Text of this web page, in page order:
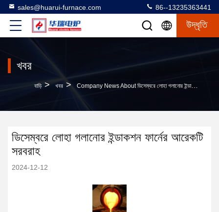
sales@huarui-furnace.com 86--13235363441
উদ্ধৃতি
খবর
বাড়ি > খবর > Company News About ডিসেম্বরে লোহা গলানোর ইন্ডাকশন ফার্নের আরেকটি সরবরাহ
ডিসেম্বরে লোহা গলানোর ইন্ডাকশন ফার্নের আরেকটি
সরবরাহ
2024-12-12